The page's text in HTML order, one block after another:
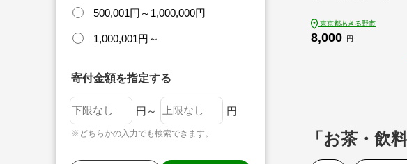
500,001円～1,000,000円
1,000,001円～
寄付金額を指定する
円～ 円
※どちらかの入力でも検索できます。
東京都あきる野市
8,000 円
「お茶・飲